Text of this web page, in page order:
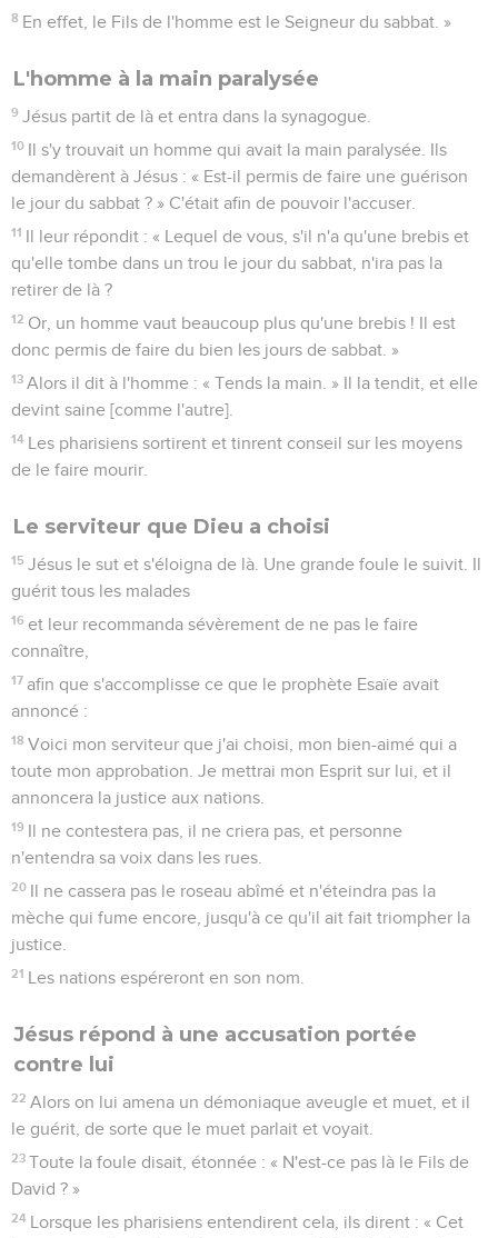
8 En effet, le Fils de l'homme est le Seigneur du sabbat. »
L'homme à la main paralysée
9 Jésus partit de là et entra dans la synagogue.
10 Il s'y trouvait un homme qui avait la main paralysée. Ils
demandèrent à Jésus : « Est-il permis de faire une guérison
le jour du sabbat ? » C'était afin de pouvoir l'accuser.
11 Il leur répondit : « Lequel de vous, s'il n'a qu'une brebis et
qu'elle tombe dans un trou le jour du sabbat, n'ira pas la
retirer de là ?
12 Or, un homme vaut beaucoup plus qu'une brebis ! Il est
donc permis de faire du bien les jours de sabbat. »
13 Alors il dit à l'homme : « Tends la main. » Il la tendit, et elle
devint saine [comme l'autre].
14 Les pharisiens sortirent et tinrent conseil sur les moyens
de le faire mourir.
Le serviteur que Dieu a choisi
15 Jésus le sut et s'éloigna de là. Une grande foule le suivit. Il
guérit tous les malades
16 et leur recommanda sévèrement de ne pas le faire
connaître,
17 afin que s'accomplisse ce que le prophète Esaïe avait
annoncé :
18 Voici mon serviteur que j'ai choisi, mon bien-aimé qui a
toute mon approbation. Je mettrai mon Esprit sur lui, et il
annoncera la justice aux nations.
19 Il ne contestera pas, il ne criera pas, et personne
n'entendra sa voix dans les rues.
20 Il ne cassera pas le roseau abîmé et n'éteindra pas la
mèche qui fume encore, jusqu'à ce qu'il ait fait triompher la
justice.
21 Les nations espéreront en son nom.
Jésus répond à une accusation portée
contre lui
22 Alors on lui amena un démoniaque aveugle et muet, et il
le guérit, de sorte que le muet parlait et voyait.
23 Toute la foule disait, étonnée : « N'est-ce pas là le Fils de
David ? »
24 Lorsque les pharisiens entendirent cela, ils dirent : « Cet